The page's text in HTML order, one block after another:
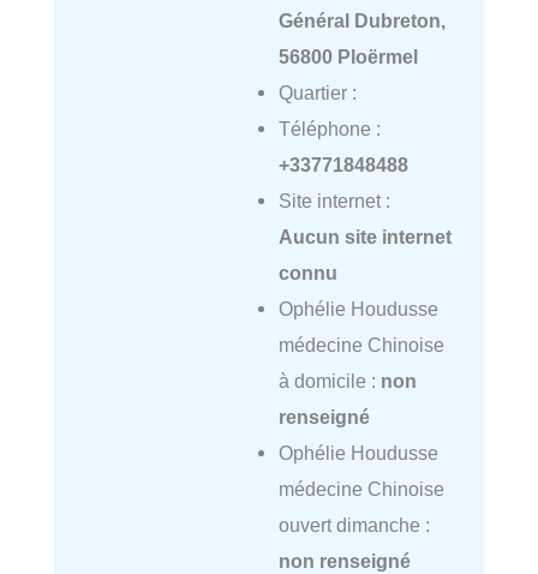
Général Dubreton,
56800 Ploërmel
Quartier :
Téléphone :
+33771848488
Site internet :
Aucun site internet
connu
Ophélie Houdusse
médecine Chinoise
à domicile : non
renseigné
Ophélie Houdusse
médecine Chinoise
ouvert dimanche :
non renseigné